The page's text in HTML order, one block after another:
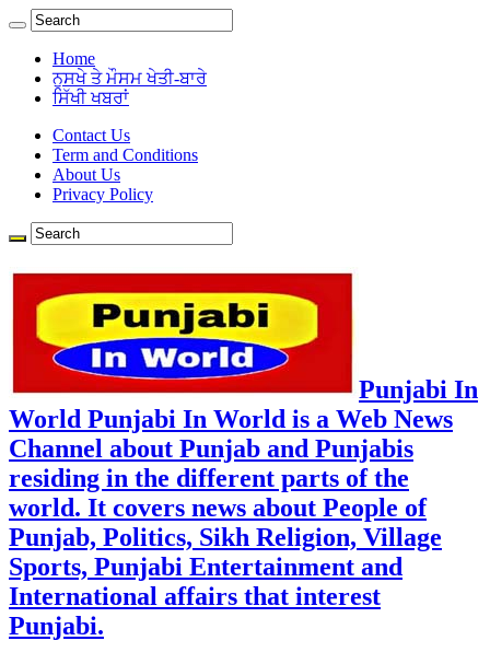
Home
ਨੁਸਖੇ ਤੇ ਮੌਸਮ ਖੇਤੀ-ਬਾਰੇ
ਸਿੱਖੀ ਖਬਰਾਂ
Contact Us
Term and Conditions
About Us
Privacy Policy
Punjabi In
World Punjabi In World is a Web News
Channel about Punjab and Punjabis
residing in the different parts of the
world. It covers news about People of
Punjab, Politics, Sikh Religion, Village
Sports, Punjabi Entertainment and
International affairs that interest
Punjabi.